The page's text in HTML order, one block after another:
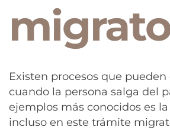
Existen procesos que
cuando la persona salga del
ejemplos más conocidos es la
incluso en este trámite